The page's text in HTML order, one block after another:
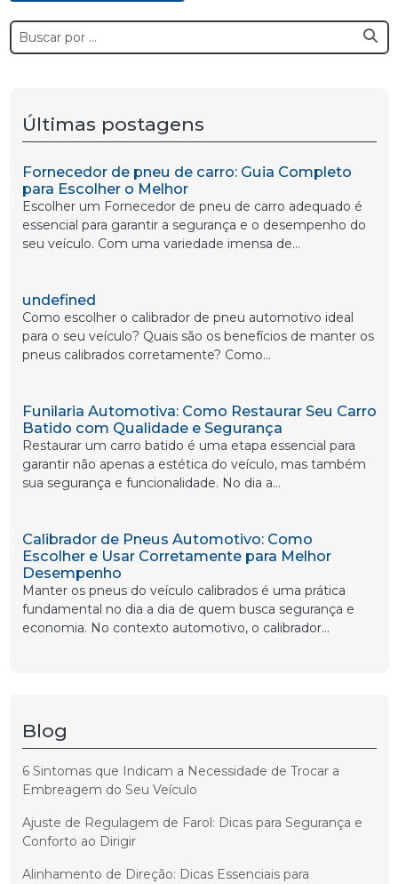
Últimas postagens
Fornecedor de pneu de carro: Guia Completo
para Escolher o Melhor
Escolher um Fornecedor de pneu de carro adequado é
essencial para garantir a segurança e o desempenho do
seu veículo. Com uma variedade imensa de...
undefined
Como escolher o calibrador de pneu automotivo ideal
para o seu veículo? Quais são os benefícios de manter os
pneus calibrados corretamente? Como...
Funilaria Automotiva: Como Restaurar Seu Carro
Batido com Qualidade e Segurança
Restaurar um carro batido é uma etapa essencial para
garantir não apenas a estética do veículo, mas também
sua segurança e funcionalidade. No dia a...
Calibrador de Pneus Automotivo: Como
Escolher e Usar Corretamente para Melhor
Desempenho
Manter os pneus do veículo calibrados é uma prática
fundamental no dia a dia de quem busca segurança e
economia. No contexto automotivo, o calibrador...
Blog
6 Sintomas que Indicam a Necessidade de Trocar a
Embreagem do Seu Veículo
Ajuste de Regulagem de Farol: Dicas para Segurança e
Conforto ao Dirigir
Alinhamento de Direção: Dicas Essenciais para